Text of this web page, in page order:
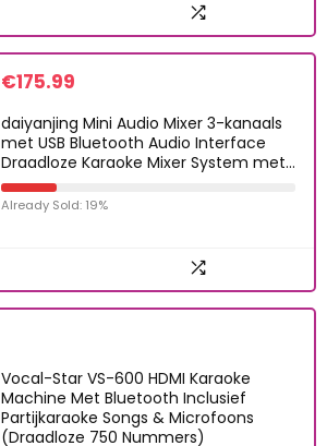
€175.99
daiyanjing Mini Audio Mixer 3-kanaals
met USB Bluetooth Audio Interface
Draadloze Karaoke Mixer System met…
Already Sold: 19%
Vocal-Star VS-600 HDMI Karaoke
Machine Met Bluetooth Inclusief
Partijkaraoke Songs & Microfoons
(Draadloze 750 Nummers)